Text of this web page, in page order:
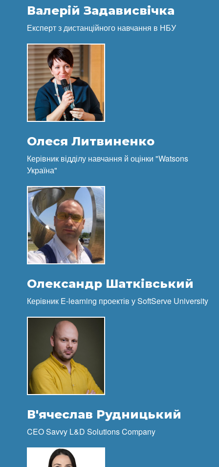
Валерій Задависвічка
Експерт з дистанційного навчання в НБУ
Олеся Литвиненко
Керівник відділу навчання й оцінки "Watsons
Україна"
Олександр Шатківський
Керівник E-learning проектів у SoftServe University
В'ячеслав Рудницький
CEO Savvy L&D Solutions Company